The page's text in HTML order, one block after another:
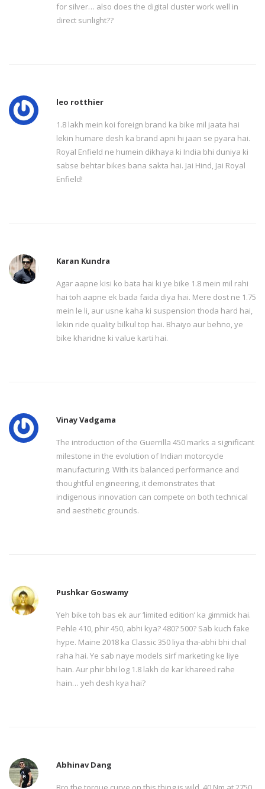
for silver… also does the digital cluster work well in
direct sunlight??
leo rotthier
1.8 lakh mein koi foreign brand ka bike mil jaata hai
lekin humare desh ka brand apni hi jaan se pyara hai.
Royal Enfield ne humein dikhaya ki India bhi duniya ki
sabse behtar bikes bana sakta hai. Jai Hind, Jai Royal
Enfield!
Karan Kundra
Agar aapne kisi ko bata hai ki ye bike 1.8 mein mil rahi
hai toh aapne ek bada faida diya hai. Mere dost ne 1.75
mein le li, aur usne kaha ki suspension thoda hard hai,
lekin ride quality bilkul top hai. Bhaiyo aur behno, ye
bike kharidne ki value karti hai.
Vinay Vadgama
The introduction of the Guerrilla 450 marks a significant
milestone in the evolution of Indian motorcycle
manufacturing. With its balanced performance and
thoughtful engineering, it demonstrates that
indigenous innovation can compete on both technical
and aesthetic grounds.
Pushkar Goswamy
Yeh bike toh bas ek aur ‘limited edition’ ka gimmick hai.
Pehle 410, phir 450, abhi kya? 480? 500? Sab kuch fake
hype. Maine 2018 ka Classic 350 liya tha-abhi bhi chal
raha hai. Ye sab naye models sirf marketing ke liye
hain. Aur phir bhi log 1.8 lakh de kar khareed rahe
hain… yeh desh kya hai?
Abhinav Dang